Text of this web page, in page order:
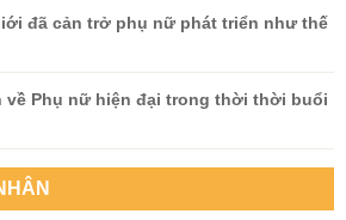
đã cản trở phụ nữ phát triển như thế
về Phụ nữ hiện đại trong thời thời buổi